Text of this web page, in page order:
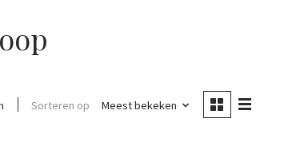
Sorteren op Meest bekeken